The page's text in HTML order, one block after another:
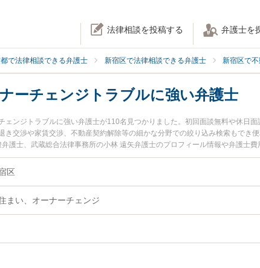
法律相談を投稿する 弁護士を
で法律相談できる弁護士 新宿区で法律相談できる弁護士 新宿区で
ーチェンジトラブルに強い弁護士
ェンジトラブルに強い弁護士が110名見つかりました。初回面談無料や休日
き交渉や家賃交渉、不動産契約解除等の細かな分野での絞り込み検索もでき
護士、武蔵総合法律事務所の小林 遠矢弁護士のプロフィール情報や弁護士
ラブルを今すぐに弁護士に相談したい』『オーナーチェンジトラブルのトラ
相談できる新宿区内の弁護士に相談予約したい』などでお困りの相談者さんに
区
まい、オーナーチェンジ